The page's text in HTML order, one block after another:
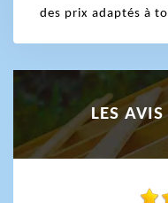
des prix adaptés à
LES